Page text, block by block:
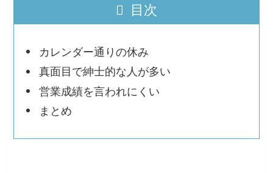
目次
カレンダー通りの休み
真面目で紳士的な人が多い
営業成績を言われにくい
まとめ